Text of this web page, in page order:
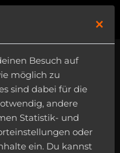
×
Besuch auf
möglich zu
sind dabei für die
andere
Statistik- und
oder
ein. Du kannst